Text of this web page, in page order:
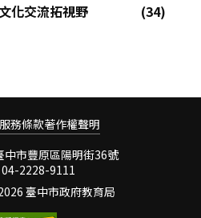
化交流拓視野
服務條款著作權聲明
中市豐原區陽明街36號
2228-9111
臺中市政府教育局